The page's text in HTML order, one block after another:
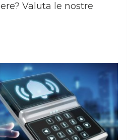
Valuta le nostre